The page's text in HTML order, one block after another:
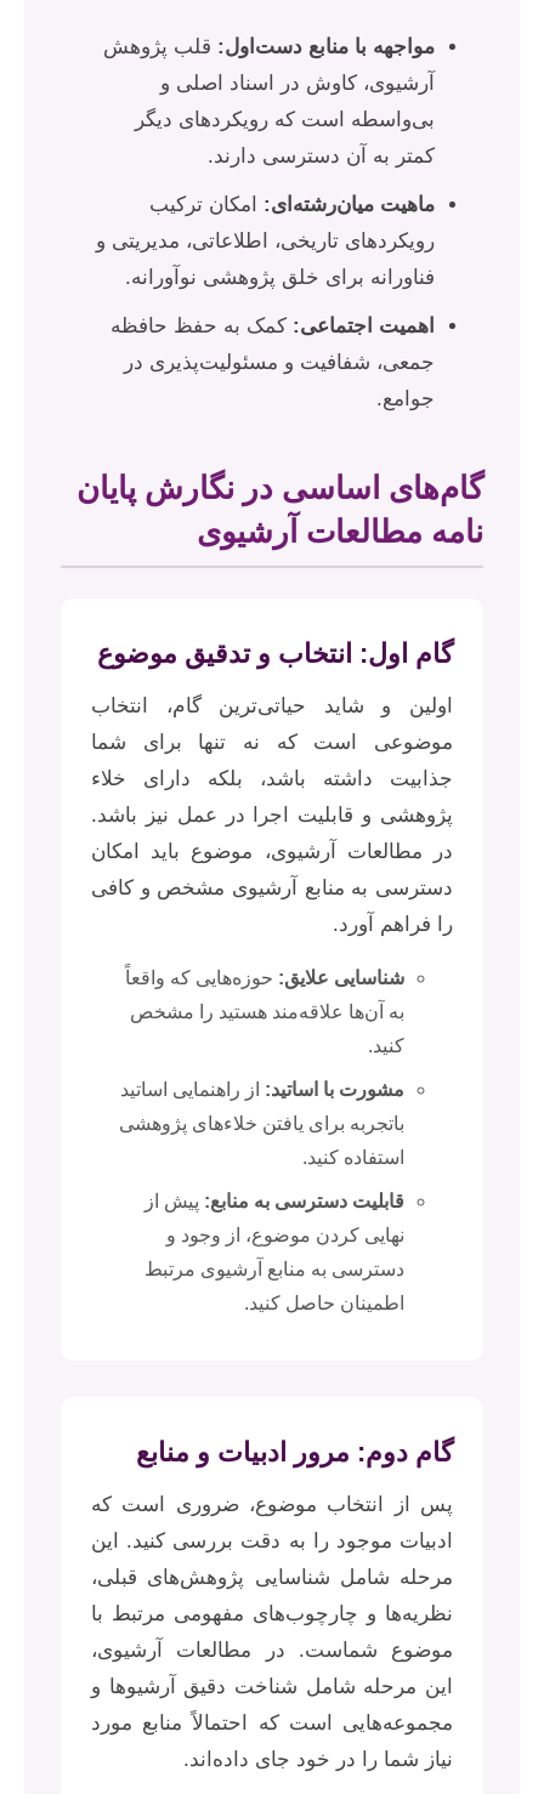
مواجهه با منابع دست‌اول: قلب پژوهش
آرشیوی، کاوش در اسناد اصلی و
بی‌واسطه است که رویکردهای دیگر
کمتر به آن دسترسی دارند.
ماهیت میان‌رشته‌ای: امکان ترکیب
رویکردهای تاریخی، اطلاعاتی، مدیریتی و
فناورانه برای خلق پژوهشی نوآورانه.
اهمیت اجتماعی: کمک به حفظ حافظه
جمعی، شفافیت و مسئولیت‌پذیری در
جوامع.
گام‌های اساسی در نگارش پایان
نامه مطالعات آرشیوی
گام اول: انتخاب و تدقیق موضوع
اولین و شاید حیاتی‌ترین گام، انتخاب
موضوعی است که نه تنها برای شما
جذابیت داشته باشد، بلکه دارای خلاء
پژوهشی و قابلیت اجرا در عمل نیز باشد.
در مطالعات آرشیوی، موضوع باید امکان
دسترسی به منابع آرشیوی مشخص و کافی
را فراهم آورد.
شناسایی علایق: حوزه‌هایی که واقعاً
به آن‌ها علاقه‌مند هستید را مشخص
کنید.
مشورت با اساتید: از راهنمایی اساتید
باتجربه برای یافتن خلاءهای پژوهشی
استفاده کنید.
قابلیت دسترسی به منابع: پیش از
نهایی کردن موضوع، از وجود و
دسترسی به منابع آرشیوی مرتبط
اطمینان حاصل کنید.
گام دوم: مرور ادبیات و منابع
پس از انتخاب موضوع، ضروری است که
ادبیات موجود را به دقت بررسی کنید. این
مرحله شامل شناسایی پژوهش‌های قبلی،
نظریه‌ها و چارچوب‌های مفهومی مرتبط با
موضوع شماست. در مطالعات آرشیوی،
این مرحله شامل شناخت دقیق آرشیوها و
مجموعه‌هایی است که احتمالاً منابع مورد
نیاز شما را در خود جای داده‌اند.